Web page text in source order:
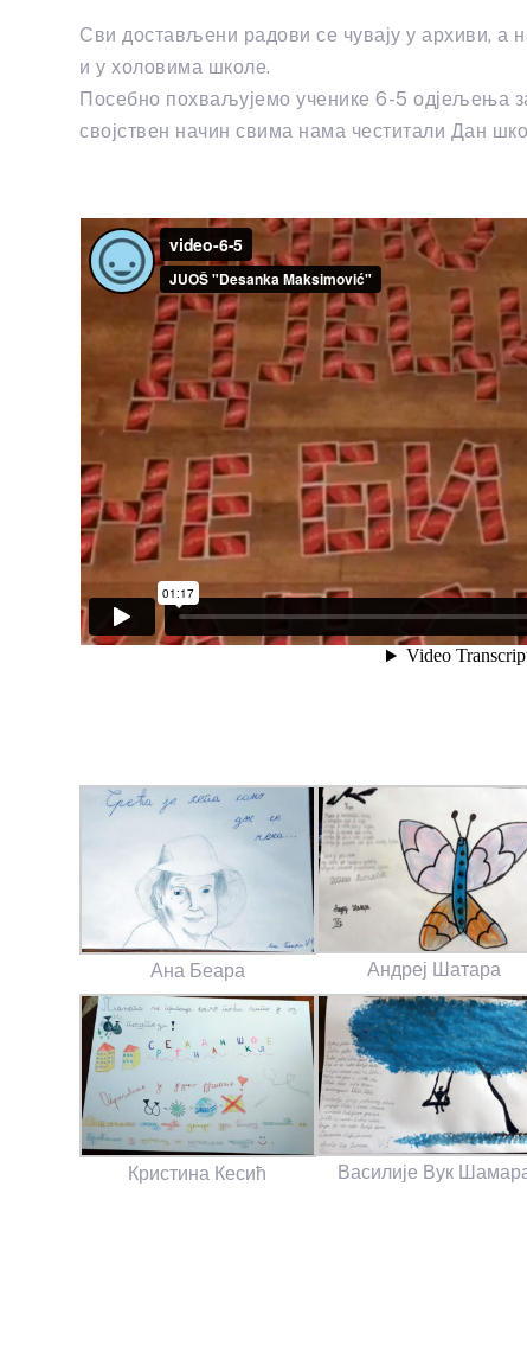
Сви достављени радови се чувају у архиви, а
и у холовима школе.
Посебно похваљујемо ученике 6-5 одјељења
својствен начин свима нама честитали Дан
Ана Беара Андреј Шатара
Кристина Кесић Василије Вук